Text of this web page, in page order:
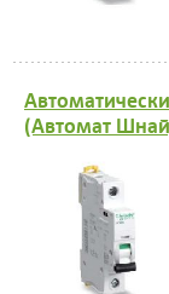
(Автомат